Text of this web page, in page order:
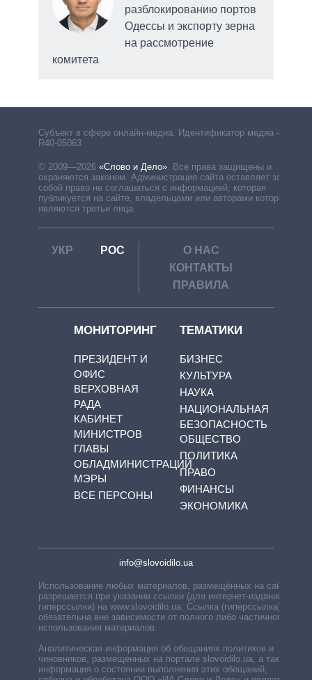
разблокированию портов
Одессы и экспорту зерна
на рассмотрение
комитета
Субъект в сфере онлайн-медиа. Идентификатор медиа –
R40-05063
© 2009—2026 «Слово и Дело». Все права защищены и
охраняются законом. Администрация сайта оставляет за
собой право не соглашаться с информацией, которая
публикуется на сайте, владельцами или авторами которой
являются третьи лица.
УКР РОС
О НАС
КОНТАКТЫ
ПРАВИЛА
МОНИТОРИНГ
ПРЕЗИДЕНТ И
ОФИС
ВЕРХОВНАЯ
РАДА
КАБИНЕТ
МИНИСТРОВ
ГЛАВЫ
ОБЛАДМИНИСТРАЦИЙ
МЭРЫ
ВСЕ ПЕРСОНЫ
ТЕМАТИКИ
БИЗНЕС
КУЛЬТУРА
НАУКА
НАЦИОНАЛЬНАЯ
БЕЗОПАСНОСТЬ
ОБЩЕСТВО
ПОЛИТИКА
ПРАВО
ФИНАНСЫ
ЭКОНОМИКА
info@slovoidilo.ua
Использование любых материалов, размещённых на сайте,
разрешается при указании ссылки (для интернет-изданий —
гиперссылки) на www.slovoidilo.ua. Ссылка (гиперссылка)
обязательна вне зависимости от полного либо частичного
использования материалов.
Аналитическая информация об обещаниях политиков и
чиновников, размещенных на портале slovoidilo.ua, а также
информация о состоянии выполнения этих обещаний,